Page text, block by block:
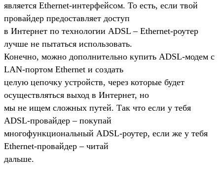
является Ethernet-интерфейсом. То есть, если твой
провайдер предоставляет доступ
в Интернет по технологии ADSL – Ethernet-роутер
лучше не пытаться использовать.
Конечно, можно дополнительно купить ADSL-модем с
LAN-портом Ethernet и создать
целую цепочку устройств, через которые будет
осуществляться выход в Интернет, но
мы не ищем сложных путей. Так что если у тебя
ADSL-провайдер – покупай
многофункциональный ADSL-роутер, если же у тебя
Ethernet-провайдер – читай
дальше.